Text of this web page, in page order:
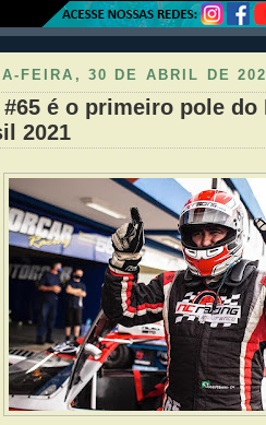
FEIRA, 30 DE ABRIL DE
#65 é o primeiro pole do
2021